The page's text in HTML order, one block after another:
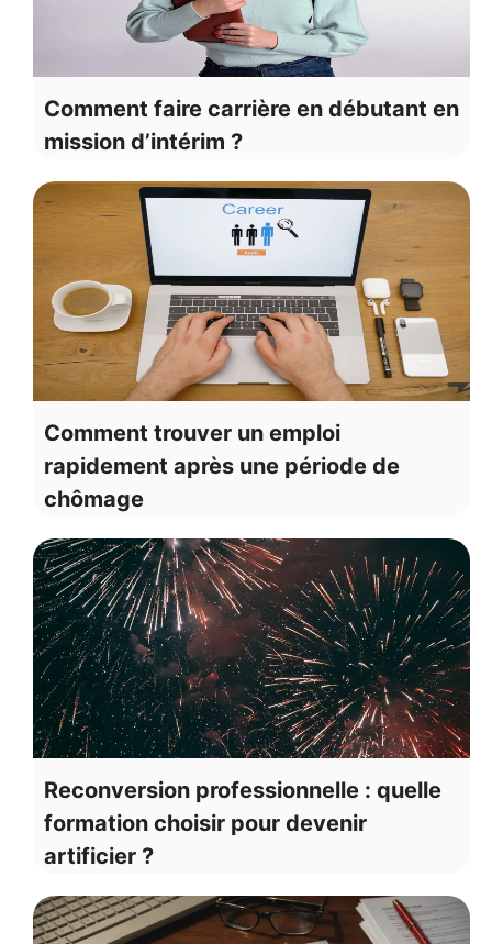
Comment faire carrière en débutant en
mission d’intérim ?
Comment trouver un emploi
rapidement après une période de
chômage
Reconversion professionnelle : quelle
formation choisir pour devenir
artificier ?